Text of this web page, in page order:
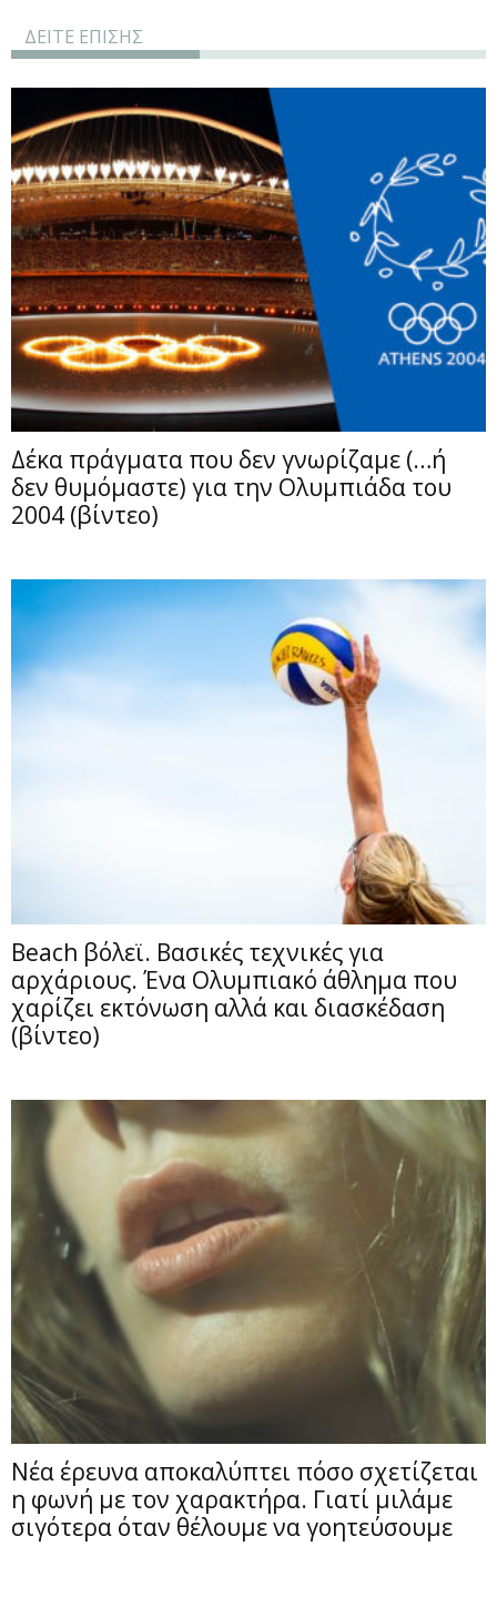
ΔΕΙΤΕ ΕΠΙΣΗΣ
Δέκα πράγματα που δεν γνωρίζαμε (…ή
δεν θυμόμαστε) για την Ολυμπιάδα του
2004 (βίντεο)
Beach βόλεϊ. Βασικές τεχνικές για
αρχάριους. Ένα Ολυμπιακό άθλημα που
χαρίζει εκτόνωση αλλά και διασκέδαση
(βίντεο)
Νέα έρευνα αποκαλύπτει πόσο σχετίζεται
η φωνή με τον χαρακτήρα. Γιατί μιλάμε
σιγότερα όταν θέλουμε να γοητεύσουμε